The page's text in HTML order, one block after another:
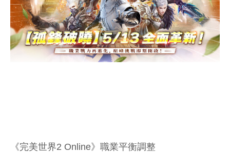
《完美世界2 Online》職業平衡調整